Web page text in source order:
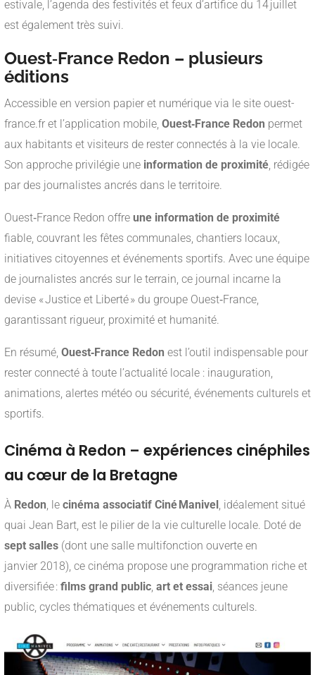
estivale, l’agenda des festivités et feux d’artifice du 14 juillet
est également très suivi.
Ouest‑France Redon – plusieurs
éditions
Accessible en version papier et numérique via le site ouest-
france.fr et l’application mobile, Ouest‑France Redon permet
aux habitants et visiteurs de rester connectés à la vie locale.
Son approche privilégie une information de proximité, rédigée
par des journalistes ancrés dans le territoire.
Ouest‑France Redon offre une information de proximité
fiable, couvrant les fêtes communales, chantiers locaux,
initiatives citoyennes et événements sportifs. Avec une équipe
de journalistes ancrés sur le terrain, ce journal incarne la
devise « Justice et Liberté » du groupe Ouest‑France,
garantissant rigueur, proximité et humanité.
En résumé, Ouest‑France Redon est l’outil indispensable pour
rester connecté à toute l’actualité locale : inauguration,
animations, alertes météo ou sécurité, événements culturels et
sportifs.
Cinéma à Redon – expériences cinéphiles
au cœur de la Bretagne
À Redon, le cinéma associatif Ciné Manivel, idéalement situé
quai Jean Bart, est le pilier de la vie culturelle locale. Doté de
sept salles (dont une salle multifonction ouverte en
janvier 2018), ce cinéma propose une programmation riche et
diversifiée : films grand public, art et essai, séances jeune
public, cycles thématiques et événements culturels.